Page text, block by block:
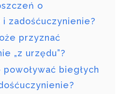
o
zadośćuczynienie?
przyznać
„z urzędu”?
powoływać biegłych